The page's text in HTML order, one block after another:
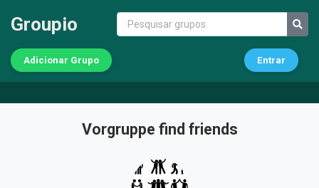
Groupio
Adicionar Grupo Entrar
Vorgruppe find friends